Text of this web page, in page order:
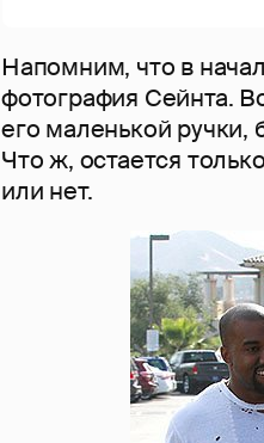
Напомним, что в
фотография Сейнта.
его маленькой
Что ж, остается
или нет.